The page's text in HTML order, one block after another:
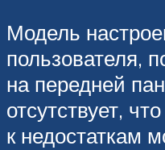
Модель
пользователя,
на передней
отсутствует,
к недостаткам